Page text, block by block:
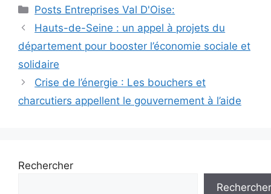
Catégories
Posts Entreprises Val D'Oise:
Navigation
des
articles
Hauts-de-Seine : un appel à projets du
département pour booster l’économie sociale et
solidaire
Crise de l’énergie : Les bouchers et
charcutiers appellent le gouvernement à l’aide
Rechercher
Rechercher